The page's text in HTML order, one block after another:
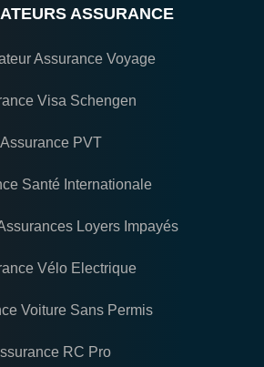
ASSURANCE
Assurance Voyage
Visa Schengen
Assurance PVT
Santé Internationale
Loyers Impayés
Vélo Electrique
Voiture Sans Permis
RC Pro